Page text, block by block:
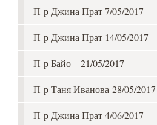
П-р Джина Прат 7/05/2017
П-р Джина Прат 14/05/2017
П-р Байо – 21/05/2017
П-р Таня Иванова-28/05/2017
П-р Джина Прат 4/06/2017